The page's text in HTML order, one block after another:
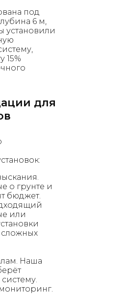
под
6 м,
установили
15%
для
о грунте и
бюджет.
или
сложных
Наша